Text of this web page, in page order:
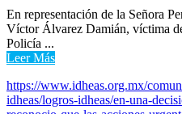
En representación de la Señora
Víctor Álvarez Damián, víctima
Policía ...
Leer Más
https://www.idheas.org.mx/
idheas/logros-idheas/en-una-